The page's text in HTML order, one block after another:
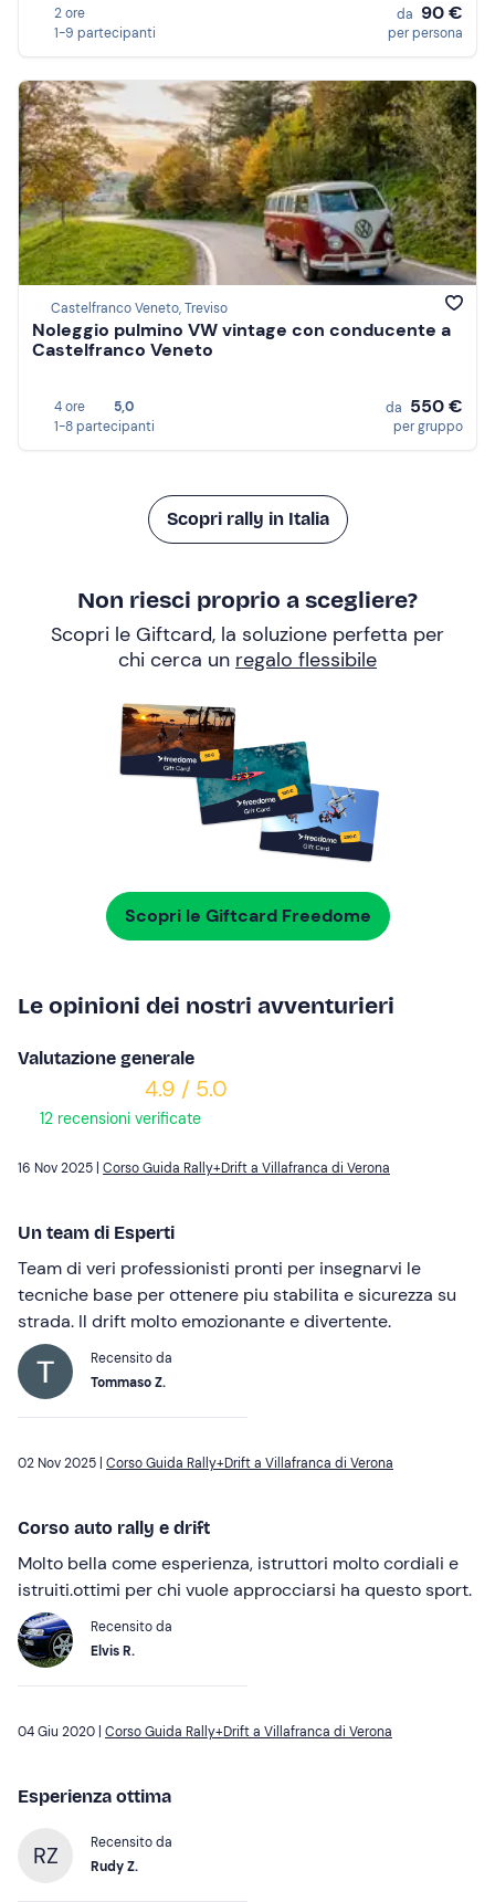
2 ore
1-9 partecipanti
da 90 €
per persona
Castelfranco Veneto, Treviso
Noleggio pulmino VW vintage con conducente a
Castelfranco Veneto
4 ore
5,0
1-8 partecipanti
da 550 €
per gruppo
Scopri rally in Italia
Non riesci proprio a scegliere?
Scopri le Giftcard, la soluzione perfetta per
chi cerca un regalo flessibile
Scopri le Giftcard Freedome
Le opinioni dei nostri avventurieri
Valutazione generale
4.9 / 5.0
12 recensioni verificate
16 Nov 2025 | Corso Guida Rally+Drift a Villafranca di Verona
Un team di Esperti
Team di veri professionisti pronti per insegnarvi le
tecniche base per ottenere piu stabilita e sicurezza su
strada. Il drift molto emozionante e divertente.
Recensito da
Tommaso Z.
02 Nov 2025 | Corso Guida Rally+Drift a Villafranca di Verona
Corso auto rally e drift
Molto bella come esperienza, istruttori molto cordiali e
istruiti.ottimi per chi vuole approcciarsi ha questo sport.
Recensito da
Elvis R.
04 Giu 2020 | Corso Guida Rally+Drift a Villafranca di Verona
Esperienza ottima
RZ
Recensito da
Rudy Z.